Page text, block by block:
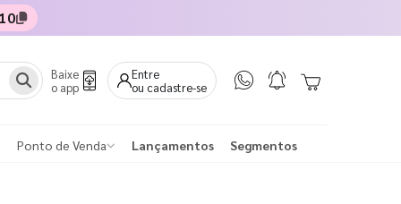
Baixe
o app
Entre
ou cadastre-se
Ponto de Venda Lançamentos Segmentos